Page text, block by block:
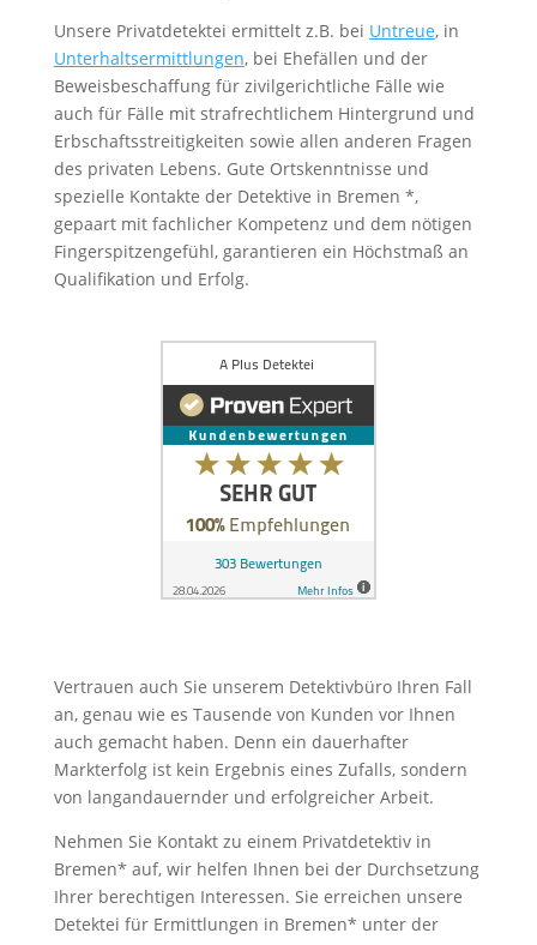
Unsere Privatdetektei ermittelt z.B. bei Untreue, in
Unterhaltsermittlungen, bei Ehefällen und der
Beweisbeschaffung für zivilgerichtliche Fälle wie
auch für Fälle mit strafrechtlichem Hintergrund und
Erbschaftsstreitigkeiten sowie allen anderen Fragen
des privaten Lebens. Gute Ortskenntnisse und
spezielle Kontakte der Detektive in Bremen *,
gepaart mit fachlicher Kompetenz und dem nötigen
Fingerspitzengefühl, garantieren ein Höchstmaß an
Qualifikation und Erfolg.
Vertrauen auch Sie unserem Detektivbüro Ihren Fall
an, genau wie es Tausende von Kunden vor Ihnen
auch gemacht haben. Denn ein dauerhafter
Markterfolg ist kein Ergebnis eines Zufalls, sondern
von langandauernder und erfolgreicher Arbeit.
Nehmen Sie Kontakt zu einem Privatdetektiv in
Bremen* auf, wir helfen Ihnen bei der Durchsetzung
Ihrer berechtigen Interessen. Sie erreichen unsere
Detektei für Ermittlungen in Bremen* unter der